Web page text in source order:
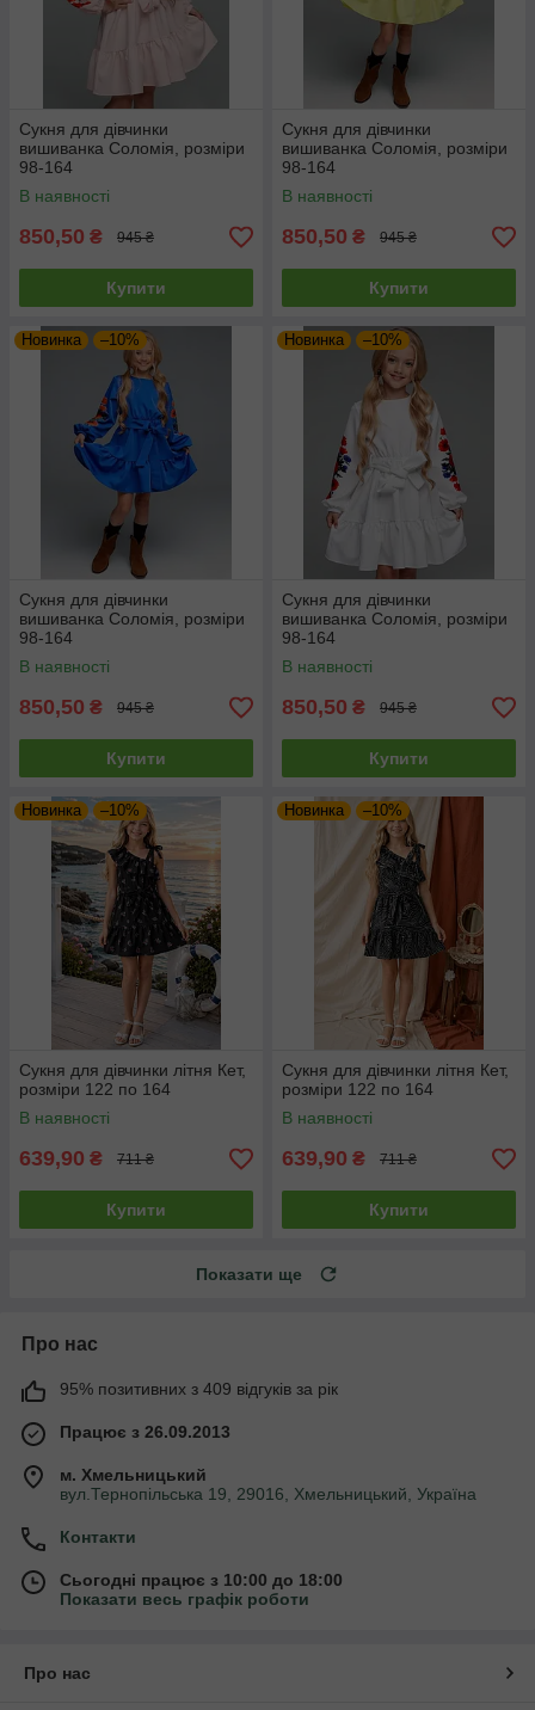
Сукня для дівчинки
вишиванка Соломія, розміри
98-164
В наявності
850,50 ₴ 945 ₴
Купити
Сукня для дівчинки
вишиванка Соломія, розміри
98-164
В наявності
850,50 ₴ 945 ₴
Купити
Новинка –10%
Сукня для дівчинки
вишиванка Соломія, розміри
98-164
В наявності
850,50 ₴ 945 ₴
Купити
Новинка –10%
Сукня для дівчинки
вишиванка Соломія, розміри
98-164
В наявності
850,50 ₴ 945 ₴
Купити
Новинка –10%
Сукня для дівчинки літня Кет,
розміри 122 по 164
В наявності
639,90 ₴ 711 ₴
Купити
Новинка –10%
Сукня для дівчинки літня Кет,
розміри 122 по 164
В наявності
639,90 ₴ 711 ₴
Купити
Показати ще
Про нас
95% позитивних з 409 відгуків за рік
Працює з 26.09.2013
м. Хмельницький
вул.Тернопільська 19, 29016, Хмельницький, Україна
Контакти
Сьогодні працює з 10:00 до 18:00
Показати весь графік роботи
Про нас